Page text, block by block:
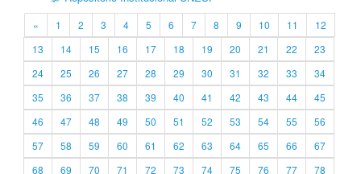
« 1 2 3 4 5 6 7 8 9 10 11
12
13
14 15 16 17 18 19 20 21 22
23
24
25 26 27 28 29 30 31 32 33
34
35
36 37 38 39 40 41 42 43 44
45
46
47 48 49 50 51 52 53 54 55
56
57
58 59 60 61 62 63 64 65 66
67
68
69 70 71 72 73 74 75 76 77
78